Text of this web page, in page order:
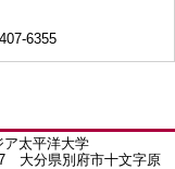
6355
ア太平洋大学
大分県別府市十文字原